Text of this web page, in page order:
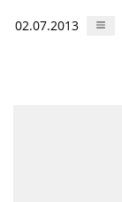
02.07.2013